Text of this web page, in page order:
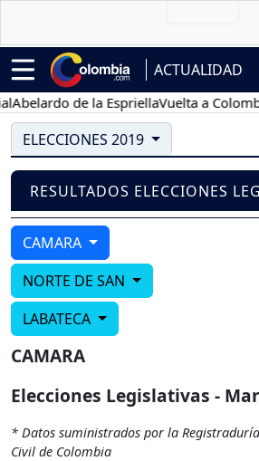
ACTUALIDAD
Abelardo de la EspriellaVuelta a Colombia
ELECCIONES 2019
RESULTADOS ELECCIONES
CAMARA
NORTE DE SAN
LABATECA
CAMARA
Elecciones Legislativas -
* Datos suministrados por la
Civil de Colombia